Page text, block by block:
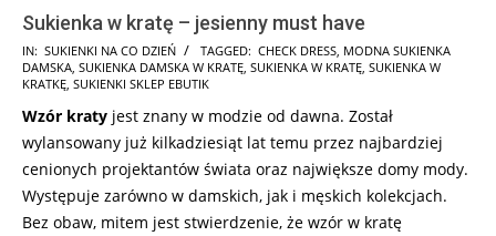
Sukienka w kratę – jesienny must have
2026-
08-
IN: SUKIENKI NA CO DZIEŃ TAGGED: CHECK DRESS MODNA SUKIENKA
DAMSKA SUKIENKA DAMSKA W KRATĘ SUKIENKA W KRATĘ SUKIENKA W
KRATKĘ SUKIENKI SKLEP EBUTIK
Wzór kraty jest znany w modzie od dawna. Został
wylansowany już kilkadziesiąt lat temu przez najbardziej
cenionych projektantów świata oraz największe domy mody.
Występuje zarówno w damskich, jak i męskich kolekcjach.
Bez obaw, mitem jest stwierdzenie, że wzór w kratę